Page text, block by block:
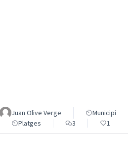
Juan Olive Verge
Municipi
Platges
3 1